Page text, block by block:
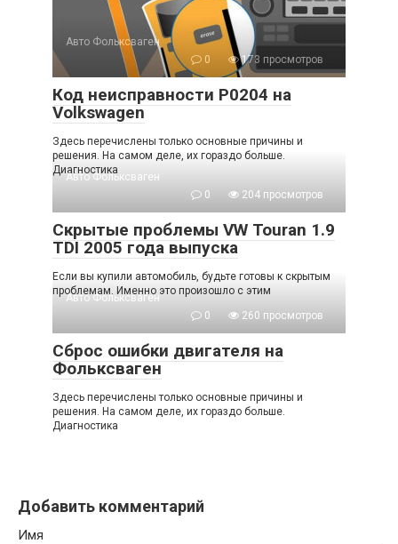
Авто Фольксваген
0
173 просмотров
Код неисправности P0204 на
Volkswagen
Здесь перечислены только основные причины и
решения. На самом деле, их гораздо больше.
Диагностика
Авто Фольксваген
0
204 просмотров
Скрытые проблемы VW Touran 1.9
TDI 2005 года выпуска
Если вы купили автомобиль, будьте готовы к скрытым
проблемам. Именно это произошло с этим
Авто Фольксваген
0
260 просмотров
Сброс ошибки двигателя на
Фольксваген
Здесь перечислены только основные причины и
решения. На самом деле, их гораздо больше.
Диагностика
Добавить комментарий
Имя